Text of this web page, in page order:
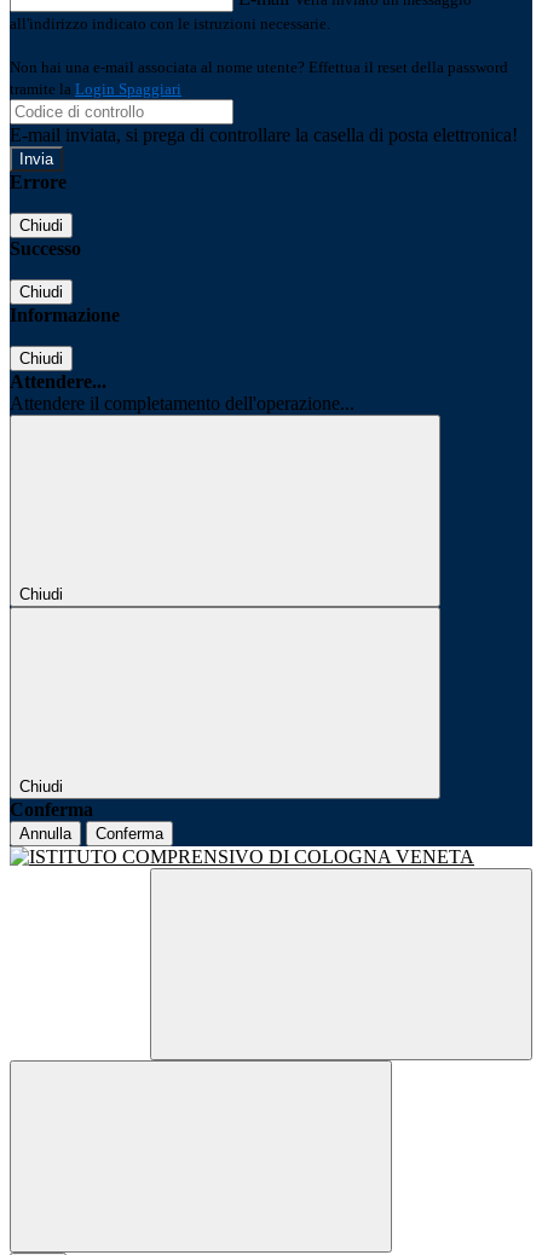
all'indirizzo indicato con le istruzioni necessarie.
Non hai una e-mail associata al nome utente? Effettua il reset della password
tramite la Login Spaggiari
E-mail inviata, si prega di controllare la casella di posta elettronica!
Errore
Chiudi
Successo
Chiudi
Informazione
Chiudi
Attendere...
Attendere il completamento dell'operazione...
Chiudi
Chiudi
Conferma
Annulla Conferma